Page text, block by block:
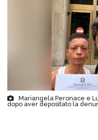
Mariangela Peronace e
dopo aver depositato la